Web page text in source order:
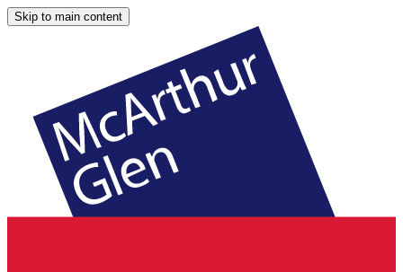
Skip to main content